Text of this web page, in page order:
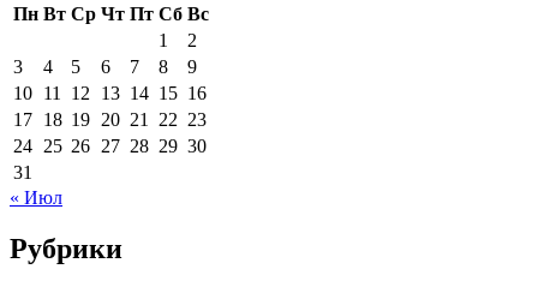
Пн Вт Ср Чт Пт Сб Вс
1
2
3
4 5 6 7 8
9
10 11 12 13 14 15 16
17 18 19 20 21 22 23
24 25 26 27 28 29 30
31
« Июл
Рубрики